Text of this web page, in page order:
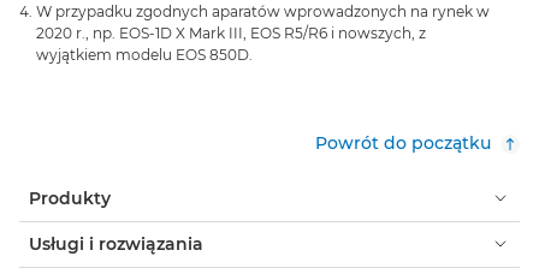
W przypadku zgodnych aparatów wprowadzonych na rynek w
2020 r., np. EOS-1D X Mark III, EOS R5/R6 i nowszych, z
wyjątkiem modelu EOS 850D.
Powrót do początku
Produkty
Usługi i rozwiązania